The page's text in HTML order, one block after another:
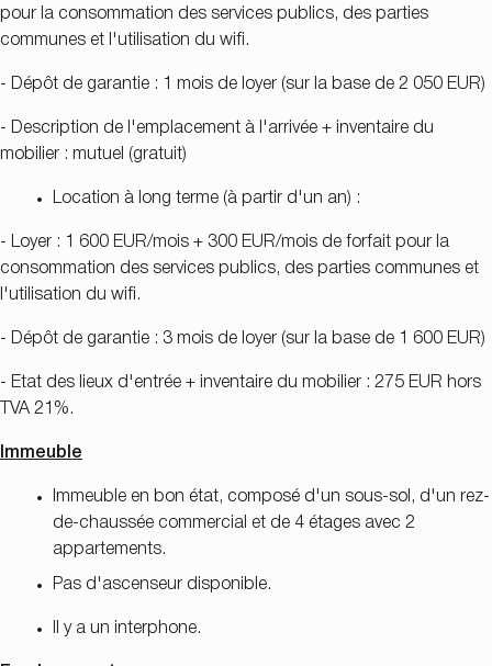
pour la consommation des services publics, des parties
communes et l'utilisation du wifi.
- Dépôt de garantie : 1 mois de loyer (sur la base de 2 050 EUR)
- Description de l'emplacement à l'arrivée + inventaire du
mobilier : mutuel (gratuit)
Location à long terme (à partir d'un an) :
- Loyer : 1 600 EUR/mois + 300 EUR/mois de forfait pour la
consommation des services publics, des parties communes et
l'utilisation du wifi.
- Dépôt de garantie : 3 mois de loyer (sur la base de 1 600 EUR)
- Etat des lieux d'entrée + inventaire du mobilier : 275 EUR hors
TVA 21%.
Immeuble
Immeuble en bon état, composé d'un sous-sol, d'un rez-
de-chaussée commercial et de 4 étages avec 2
appartements.
Pas d'ascenseur disponible.
Il y a un interphone.